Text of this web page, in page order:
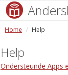
Home Help
Help
Ondersteunde Apps